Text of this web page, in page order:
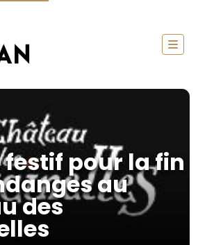
festif pour la fin
au
des